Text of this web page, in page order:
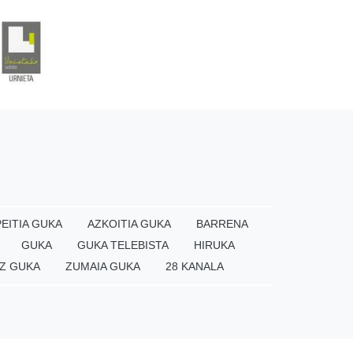
GUKA AZKOITIA GUKA
BARRENA
GUKA GUKA TELEBISTA
HIRUKA
GUKA ZUMAIA GUKA 28 KANALA